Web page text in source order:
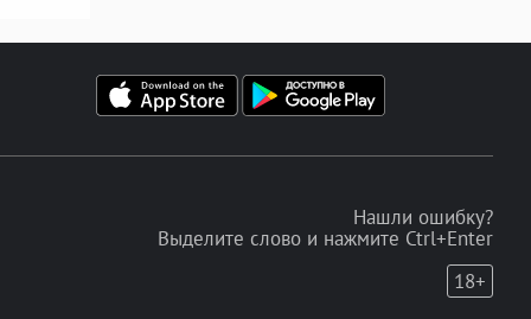
Нашли ошибку?
Выделите слово и нажмите Ctrl+Enter
18+